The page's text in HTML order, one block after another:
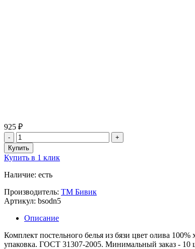
925 ₽
Купить в 1 клик
Наличие: есть
Производитель: ТМ Бивик
Артикул: bsodn5
Описание
Комплект постельного белья из бязи цвет олива
упаковка. ГОСТ 31307-2005. Минимальный заказ - 10